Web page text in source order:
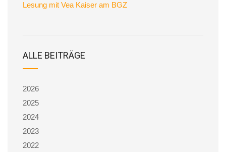
Lesung mit Vea Kaiser am BGZ
ALLE BEITRÄGE
2026
2025
2024
2023
2022